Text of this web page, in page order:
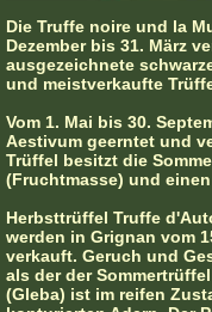
Die Truffe noire und la
Dezember bis 31. März
ausgezeichnete
und meistverkaufte
Vom 1. Mai bis 30.
Aestivum geerntet und
Trüffel besitzt die
(Fruchtmasse) und
Herbsttrüffel Truffe
werden in Grignan vom
verkauft. Geruch und
als der der
(Gleba) ist im reifen